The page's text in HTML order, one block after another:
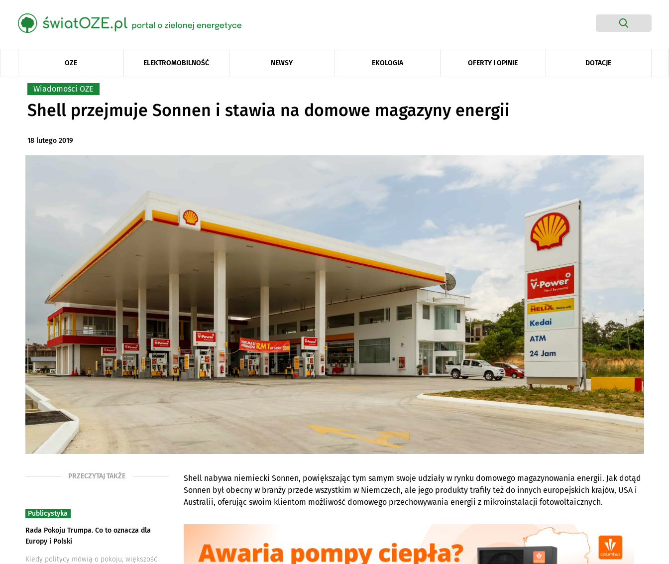
OZE ELEKTROMOBILNOŚĆ NEWSY EKOLOGIA OFERTY I OPINIE DOTACJE
Wiadomości OZE
Shell przejmuje Sonnen i stawia na domowe magazyny energii
18 lutego 2019
PRZECZYTAJ TAKŻE
Publicystyka
Rada Pokoju Trumpa. Co to oznacza dla
Europy i Polski
Kiedy politycy mówią o pokoju, większość
Shell nabywa niemiecki Sonnen, powiększając tym samym swoje udziały w rynku domowego magazynowania energii. Jak dotąd
Sonnen był obecny w branży przede wszystkim w Niemczech, ale jego produkty trafiły też do innych europejskich krajów, USA i
Australii, oferując swoim klientom możliwość domowego przechowywania energii z mikroinstalacji fotowoltaicznych.